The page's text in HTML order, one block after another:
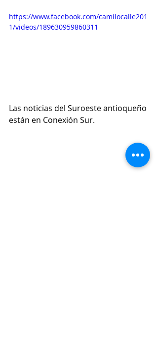
https://www.facebook.com/camilocalle201
1/videos/189630959860311
Las noticias del Suroeste antioqueño
están en Conexión Sur.